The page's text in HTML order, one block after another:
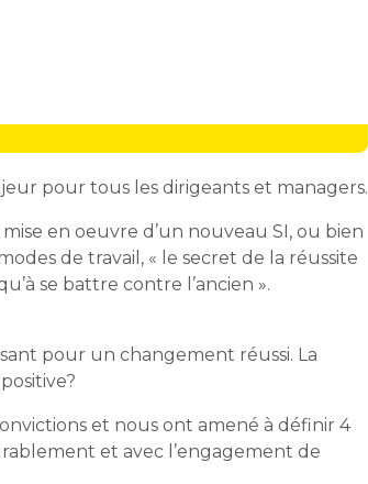
pour tous les dirigeants et managers.
en oeuvre d’un nouveau SI, ou bien
de travail, « le secret de la réussite
se battre contre l’ancien ».
pour un changement réussi. La
et nous ont amené à définir 4
et avec l’engagement de